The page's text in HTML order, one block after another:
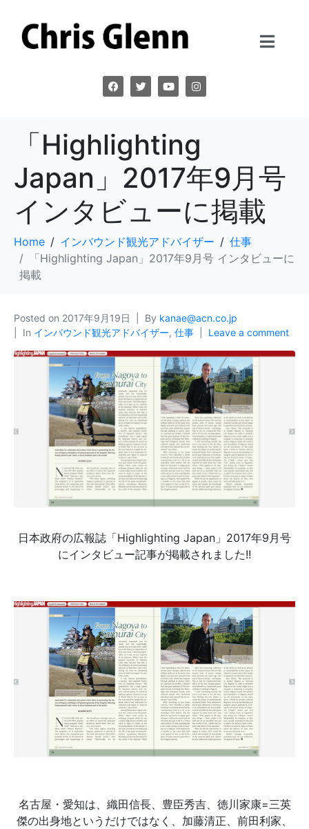
「Highlighting
Japan」2017年9月号
インタビューに掲載
Home インバウンド観光アドバイザー
仕事
「Highlighting Japan」2017年9月号 インタビューに
掲載
Posted on 2017年9月19日 By kanae@acn.co.jp
In インバウンド観光アドバイザー, 仕事 Leave a comment
日本政府の広報誌「Highlighting Japan」2017年9月号
にインタビュー記事が掲載されました!!
名古屋・愛知は、織田信長、豊臣秀吉、徳川家康=三英
傑の出身地というだけではなく、加藤清正、前田利家、